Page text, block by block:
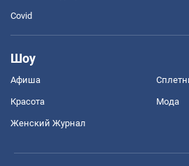
Covid
Шоу
Афиша
Красота Мода
Женский Журнал